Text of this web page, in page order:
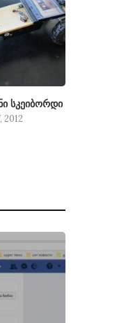
სკეიბორდი
2012